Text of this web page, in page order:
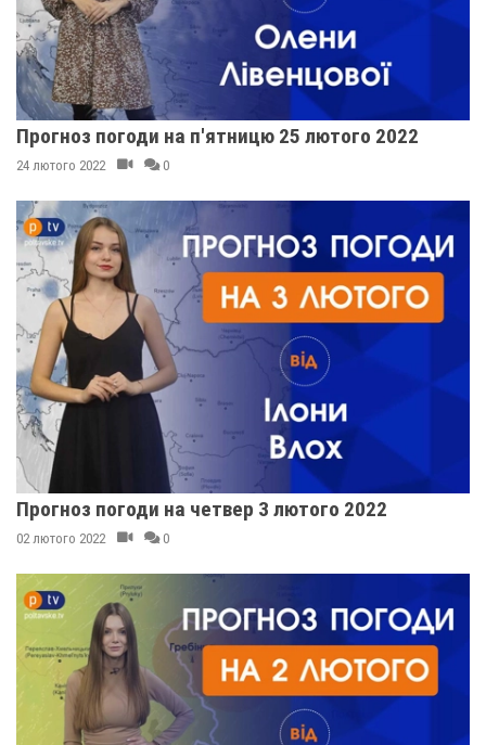
Прогноз погоди на п'ятницю 25 лютого 2022
24 лютого 2022 0
Прогноз погоди на четвер 3 лютого 2022
02 лютого 2022 0